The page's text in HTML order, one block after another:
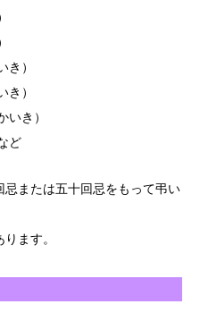
き）
き）
いき）
ど
または五十回忌をもって弔い
ます。